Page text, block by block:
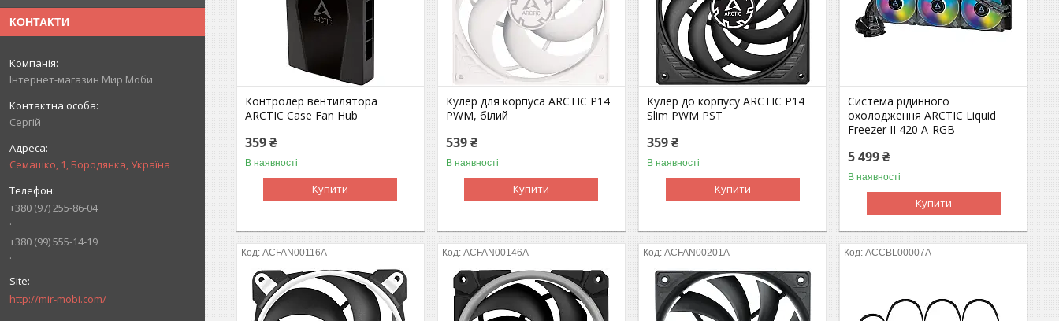
КОНТАКТИ
Інтернет-магазин Мир Моби
Сергій
Семашко, 1, Бородянка, Україна
+380 (97) 255-86-04
.
+380 (99) 555-14-19
.
http://mir-mobi.com/
Контролер вентилятора
ARCTIC Case Fan Hub
359 ₴
В наявності
Купити
Кулер для корпуса ARCTIC P14
PWM, білий
539 ₴
В наявності
Купити
Кулер до корпусу ARCTIC P14
Slim PWM PST
359 ₴
В наявності
Купити
Система рідинного
охолодження ARCTIC Liquid
Freezer II 420 A-RGB
5 499 ₴
В наявності
Купити
ACFAN00116A ACFAN00146A ACFAN00201A ACCBL00007A